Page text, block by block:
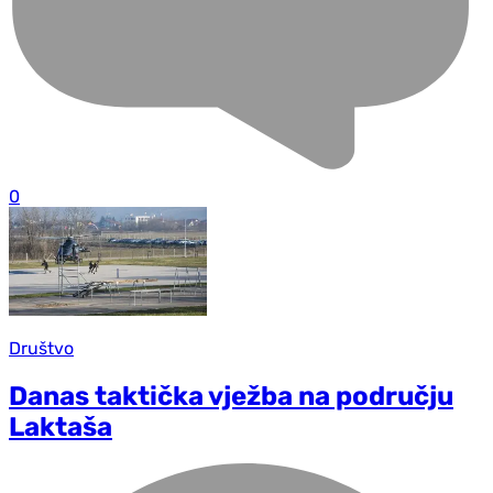
0
Društvo
Danas taktička vježba na području
Laktaša